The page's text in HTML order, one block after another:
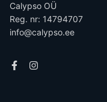
Calypso OÜ
Reg. nr: 14794707
info@calypso.ee